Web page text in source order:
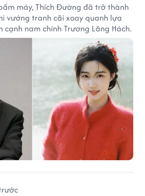
máy, Thích Đường đã trở thành
vướng tranh cãi xoay quanh lựa
cạnh nam chính Trương Lăng Hách.